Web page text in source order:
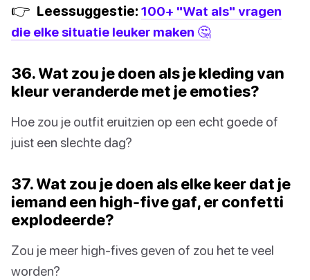
👉 Leessuggestie: 100+ "Wat als" vragen
die elke situatie leuker maken 🤔
36. Wat zou je doen als je kleding van
kleur veranderde met je emoties?
Hoe zou je outfit eruitzien op een echt goede of
juist een slechte dag?
37. Wat zou je doen als elke keer dat je
iemand een high-five gaf, er confetti
explodeerde?
Zou je meer high-fives geven of zou het te veel
worden?